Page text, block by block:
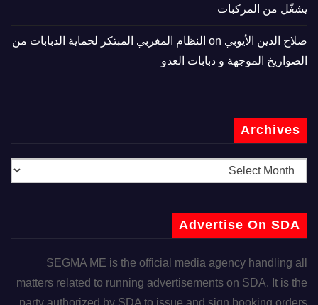
يشغّل من المركبات
صلاح الدين الأيوبي
النظام المغربي المبتكر لحماية الدبابات من
الصواريخ الموجهة و دبابات العدو
Archives
Advertise On SDA
SEGMA ME is the official media agency handling all
matters related to running advertisements on SDA. It is the
party authorized by SDA to issue and sign booking orders